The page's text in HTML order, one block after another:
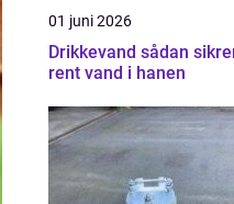
01 juni 2026
Drikkevand sådan sikrer vi
rent vand i hanen